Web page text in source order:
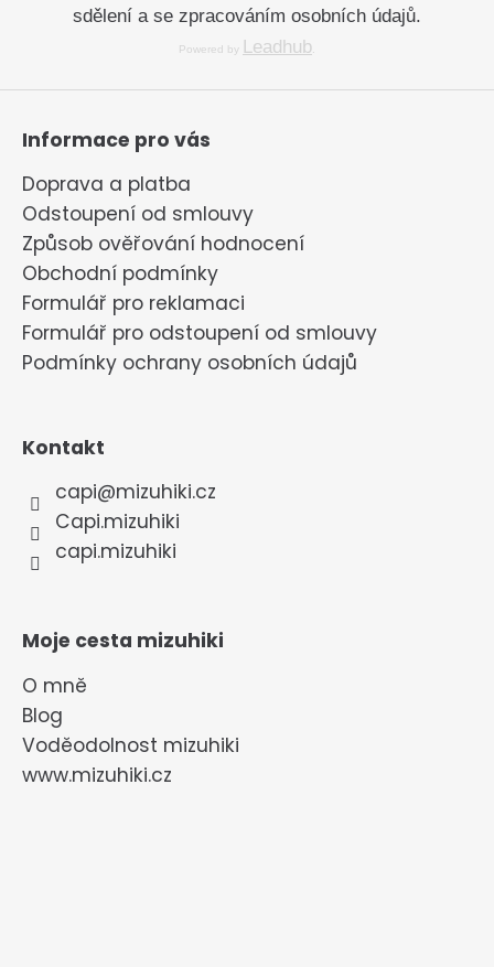
sdělení a se zpracováním osobních údajů.
Powered by Leadhub
Informace pro vás
Doprava a platba
Odstoupení od smlouvy
Způsob ověřování hodnocení
Obchodní podmínky
Formulář pro reklamaci
Formulář pro odstoupení od smlouvy
Podmínky ochrany osobních údajů
Kontakt
capi@mizuhiki.cz
Capi.mizuhiki
capi.mizuhiki
Moje cesta mizuhiki
O mně
Blog
Voděodolnost mizuhiki
www.mizuhiki.cz